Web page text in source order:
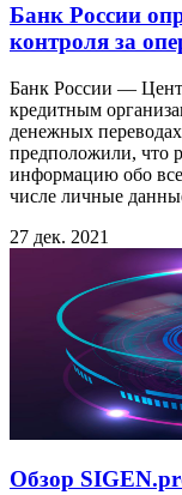
Банк России
контроля за
Банк России —
кредитным
денежных
предположили, что
информацию обо
числе личные
27 дек. 2021
Обзор